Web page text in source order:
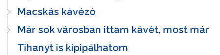
Macskás kávézó
Már sok városban ittam kávét, most már
Tihanyt is kipipálhatom